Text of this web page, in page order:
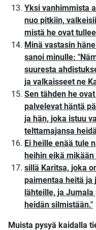
Yksi vanhimmista
nuo pitkiin,
mistä he ovat
Minä vastasin
sanoi minulle:
suuresta
ja valkaisseet ne
Sen tähden he
palvelevat häntä
ja hän, joka istuu
telttamajansa
Ei heille enää tule
heihin eikä mikään
sillä Karitsa, joka
paimentaa heitä ja
lähteille, ja
heidän silmistään."
Muista pysyä kaidalla